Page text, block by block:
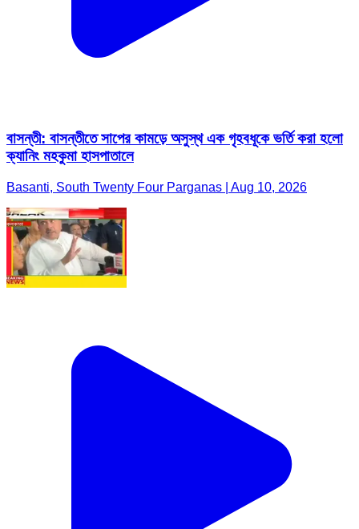
বাসন্তী: বাসন্তীতে সাপের কামড়ে অসুস্থ এক গৃহবধূকে ভর্তি করা হলো
ক্যানিং মহকুমা হাসপাতালে
Basanti, South Twenty Four Parganas | Aug 10, 2026